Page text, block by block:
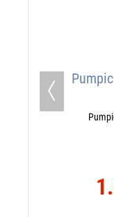
Previous